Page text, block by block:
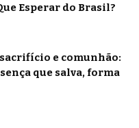
Esperar do Brasil?
e comunhão:
que salva, forma